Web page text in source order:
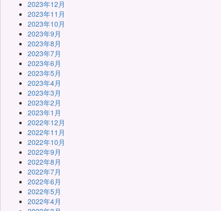
2023年12月
2023年11月
2023年10月
2023年9月
2023年8月
2023年7月
2023年6月
2023年5月
2023年4月
2023年3月
2023年2月
2023年1月
2022年12月
2022年11月
2022年10月
2022年9月
2022年8月
2022年7月
2022年6月
2022年5月
2022年4月